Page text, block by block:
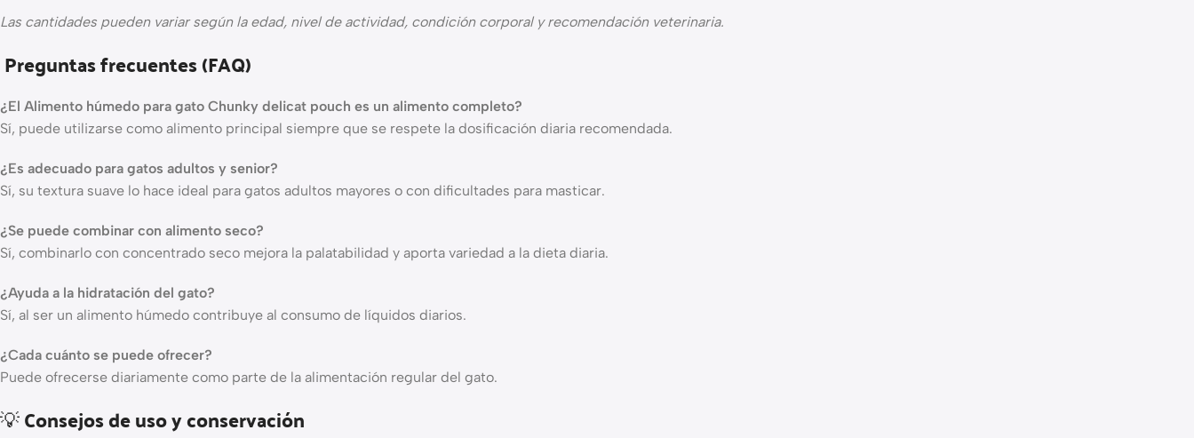
Las cantidades pueden variar según la edad, nivel de actividad, condición corporal y recomendación veterinaria.
Preguntas frecuentes (FAQ)
¿El Alimento húmedo para gato Chunky delicat pouch es un alimento completo?
Sí, puede utilizarse como alimento principal siempre que se respete la dosificación diaria recomendada.
¿Es adecuado para gatos adultos y senior?
Sí, su textura suave lo hace ideal para gatos adultos mayores o con dificultades para masticar.
¿Se puede combinar con alimento seco?
Sí, combinarlo con concentrado seco mejora la palatabilidad y aporta variedad a la dieta diaria.
¿Ayuda a la hidratación del gato?
Sí, al ser un alimento húmedo contribuye al consumo de líquidos diarios.
¿Cada cuánto se puede ofrecer?
Puede ofrecerse diariamente como parte de la alimentación regular del gato.
💡 Consejos de uso y conservación